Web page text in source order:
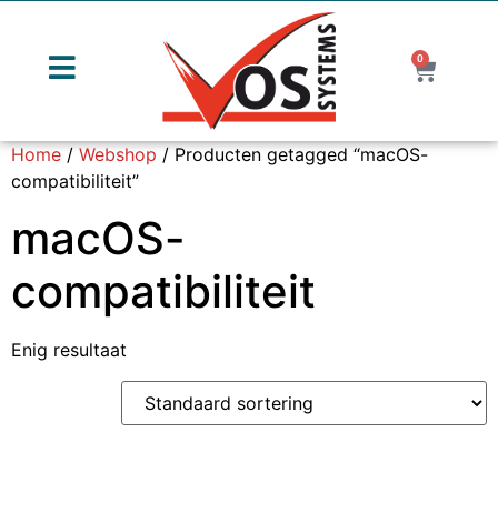
0
Home/Webshop/ Producten getagged “macOS-
compatibiliteit”
macOS-
compatibiliteit
Enig resultaat